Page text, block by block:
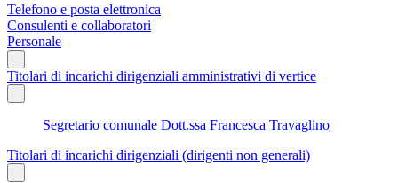
Telefono e posta elettronica
Consulenti e collaboratori
Personale
Titolari di incarichi dirigenziali amministrativi di vertice
Segretario comunale Dott.ssa Francesca Travaglino
Titolari di incarichi dirigenziali (dirigenti non generali)